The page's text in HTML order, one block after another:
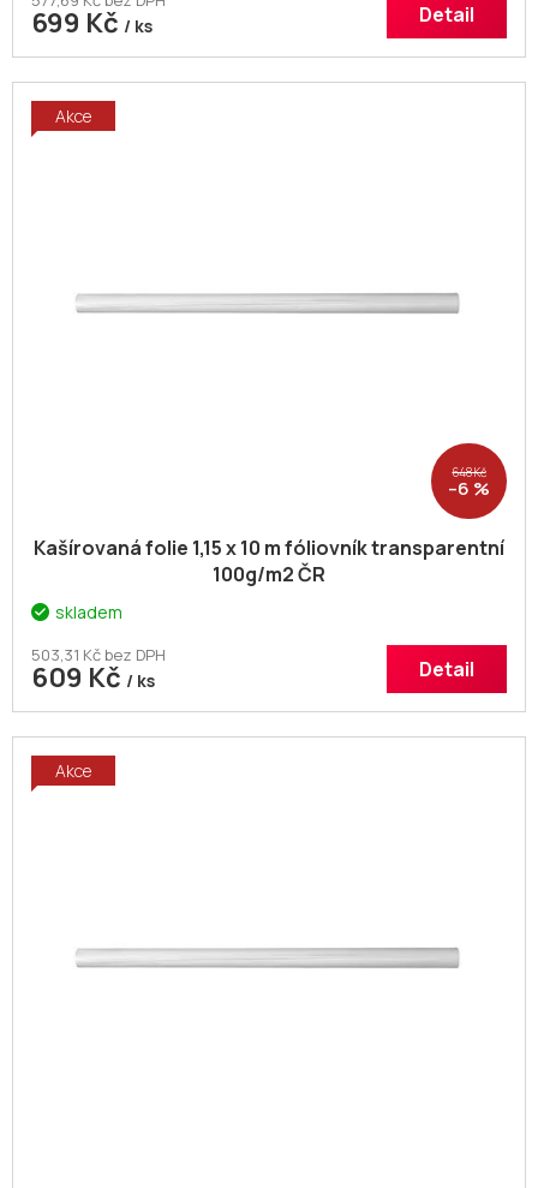
699 Kč / ks Detail
Akce
648 Kč
–6 %
Kašírovaná folie 1,15 x 10 m fóliovník transparentní
100g/m2 ČR
skladem
503,31 Kč bez DPH
609 Kč / ks Detail
Akce